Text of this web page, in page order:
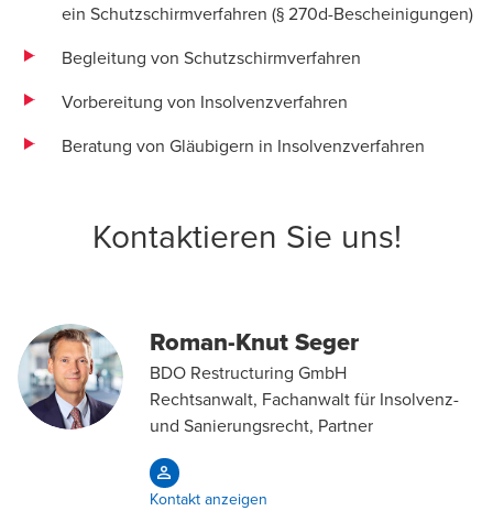
ein Schutzschirmverfahren (§ 270d-Bescheinigungen)
Begleitung von Schutzschirmverfahren
Vorbereitung von Insolvenzverfahren
Beratung von Gläubigern in Insolvenzverfahren
Kontaktieren Sie uns!
Roman-Knut Seger
BDO Restructuring GmbH
Rechtsanwalt, Fachanwalt für Insolvenz-
und Sanierungsrecht, Partner
Kontakt anzeigen